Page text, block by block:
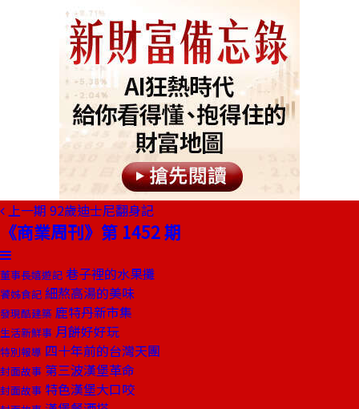
上一期 92歲迪士尼翻身記
《商業周刊》第 1452 期
董事長嬉遊記 巷子裡的水果攤
饕姊食記 細熬高湯的美味
發現酷建築 鹿特丹新市集
生活新鮮事 月餅好好玩
特別報導 四十年前的台灣天團
封面故事 第三波漢堡革命
封面故事 特色漢堡大口咬